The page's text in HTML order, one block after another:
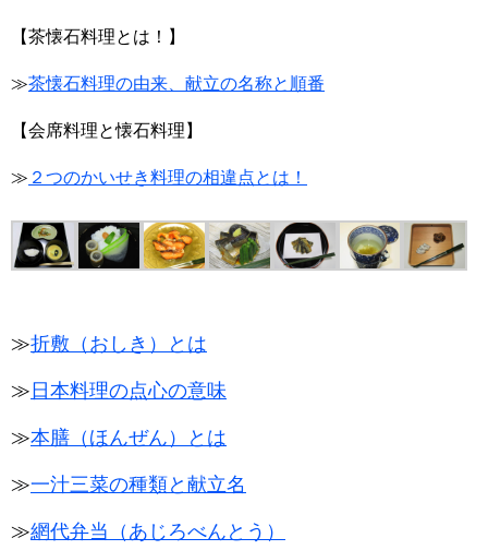
【茶懐石料理とは！】
≫茶懐石料理の由来、献立の名称と順番
【会席料理と懐石料理】
≫ ２つのかいせき料理の相違点とは！
≫折敷（おしき）とは
≫ 日本料理の点心の意味
≫本膳（ほんぜん）とは
≫一汁三菜の種類と献立名
≫網代弁当（あじろべんとう）